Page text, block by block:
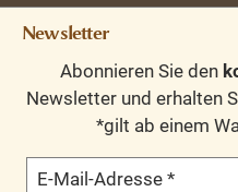
Newsletter
Abonnieren Sie den
Newsletter und erhalten
*gilt ab einem
E-Mail-Adresse *